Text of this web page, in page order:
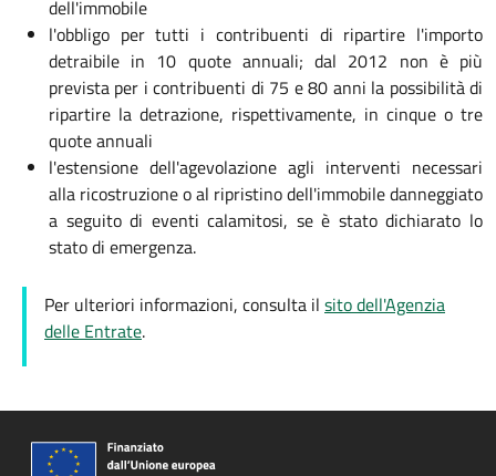
dell'immobile
l'obbligo per tutti i contribuenti di ripartire l'importo
detraibile in 10 quote annuali; dal 2012 non è più
prevista per i contribuenti di 75 e 80 anni la possibilità di
ripartire la detrazione, rispettivamente, in cinque o tre
quote annuali
l'estensione dell'agevolazione agli interventi necessari
alla ricostruzione o al ripristino dell'immobile danneggiato
a seguito di eventi calamitosi, se è stato dichiarato lo
stato di emergenza.
Per ulteriori informazioni, consulta il sito dell'Agenzia
delle Entrate.